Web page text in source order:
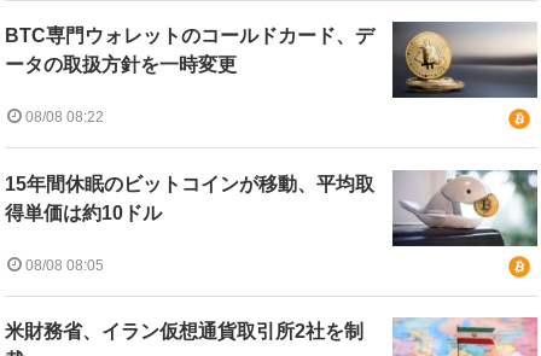
BTC専門ウォレットのコールドカード、デ
ータの取扱方針を一時変更
08/08 08:22
15年間休眠のビットコインが移動、平均取
得単価は約10ドル
08/08 08:05
米財務省、イラン仮想通貨取引所2社を制